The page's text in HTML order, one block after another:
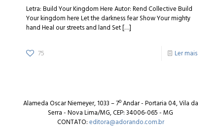
Letra: Build Your Kingdom Here Autor: Rend Collective Build
Your kingdom here Let the darkness fear Show Your mighty
hand Heal our streets and land Set[…]
75 Ler mais
Alameda Oscar Niemeyer, 1033 – 7º Andar - Portaria 04, Vila da
Serra - Nova Lima/MG, CEP: 34006-065 - MG
CONTATO:editora@adorando.com.br